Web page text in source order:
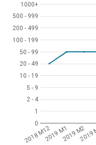
2018 M122019 M12019 M2
0
0
11
2 - 4
2 - 4
5 - 9
5 - 9
10 - 19
10 - 19
20 - 49
20 - 49
50 - 99
50 - 99
100 - 199
100 - 199
200 - 499
200 - 499
500 - 999
500 - 999
1000+
1000+